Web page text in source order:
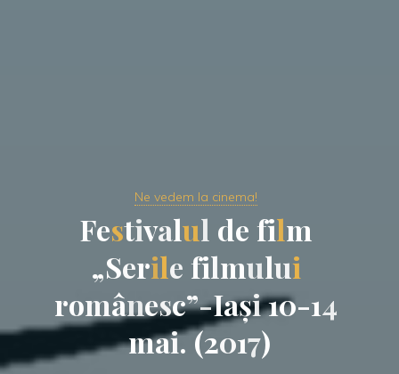
Ne vedem la cinema!
Festivalul de film
„Serile filmului
românesc”-Iași10-14
mai.(2017)